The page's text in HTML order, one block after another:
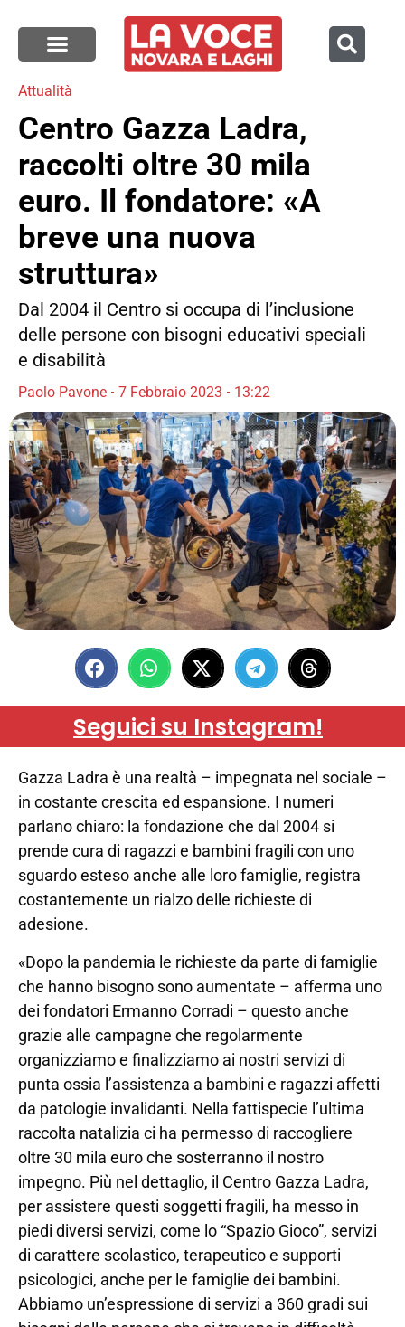
Attualità
Centro Gazza Ladra,
raccolti oltre 30 mila
euro. Il fondatore: «A
breve una nuova
struttura»
Dal 2004 il Centro si occupa di l’inclusione
delle persone con bisogni educativi speciali
e disabilità
Paolo Pavone 7 Febbraio 2023 13:22
Seguici su Instagram!
Gazza Ladra è una realtà – impegnata nel sociale –
in costante crescita ed espansione. I numeri
parlano chiaro: la fondazione che dal 2004 si
prende cura di ragazzi e bambini fragili con uno
sguardo esteso anche alle loro famiglie, registra
costantemente un rialzo delle richieste di
adesione.
«Dopo la pandemia le richieste da parte di famiglie
che hanno bisogno sono aumentate – afferma uno
dei fondatori Ermanno Corradi – questo anche
grazie alle campagne che regolarmente
organizziamo e finalizziamo ai nostri servizi di
punta ossia l’assistenza a bambini e ragazzi affetti
da patologie invalidanti. Nella fattispecie l’ultima
raccolta natalizia ci ha permesso di raccogliere
oltre 30 mila euro che sosterranno il nostro
impegno. Più nel dettaglio, il Centro Gazza Ladra,
per assistere questi soggetti fragili, ha messo in
piedi diversi servizi, come lo “Spazio Gioco”, servizi
di carattere scolastico, terapeutico e supporti
psicologici, anche per le famiglie dei bambini.
Abbiamo un’espressione di servizi a 360 gradi sui